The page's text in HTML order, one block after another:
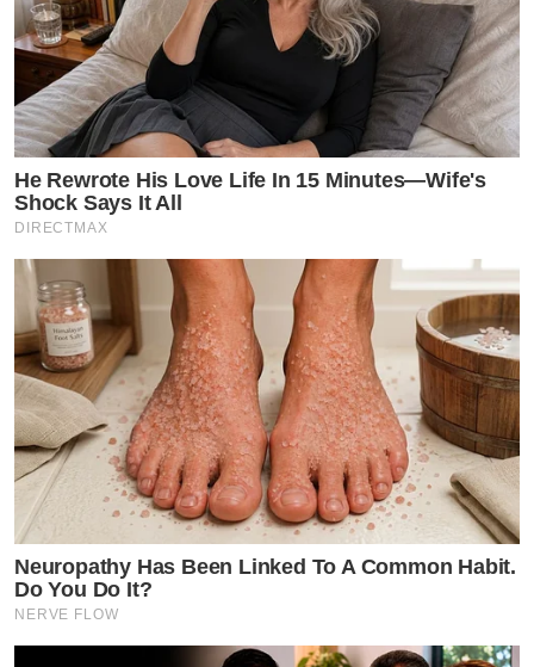
He Rewrote His Love Life In 15 Minutes—Wife's
Shock Says It All
DIRECTMAX
Neuropathy Has Been Linked To A Common Habit.
Do You Do It?
NERVE FLOW